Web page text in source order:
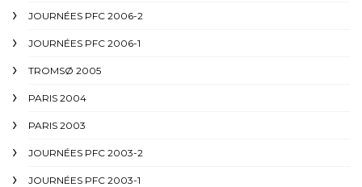
JOURNÉES PFC 2006-2
JOURNÉES PFC 2006-1
TROMSØ 2005
PARIS 2004
PARIS 2003
JOURNÉES PFC 2003-2
JOURNÉES PFC 2003-1